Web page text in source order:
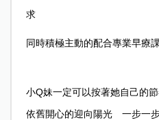
求
同時積極主動的配合專業早療
小Q妹一定可以按著她自己的
依舊開心的迎向陽光 一步一